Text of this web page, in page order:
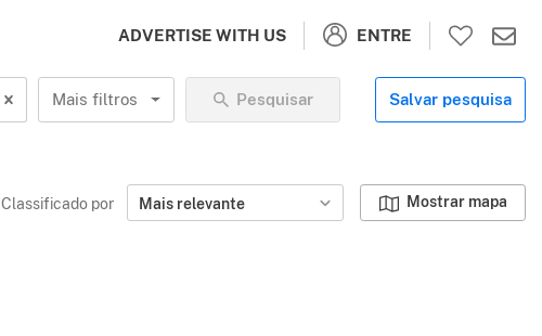
ADVERTISE WITH US ENTRE
Mais filtros Pesquisar Salvar pesquisa
Classificado por Mais relevante Mostrar mapa